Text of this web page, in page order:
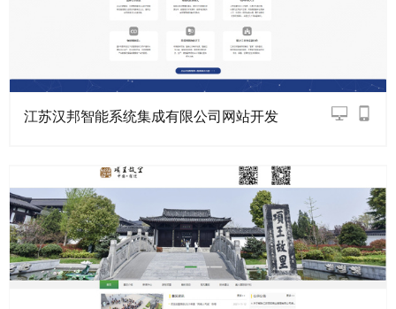
江苏汉邦智能系统集成有限公司网站开发